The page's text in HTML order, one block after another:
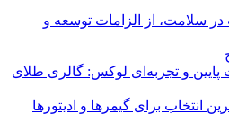
سلامت، از الزامات توسعه و
پایین و تجربه‌ای لوکس: گالری طلای
انتخاب برای گیمرها و ادیتورها